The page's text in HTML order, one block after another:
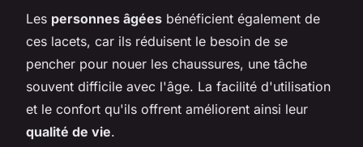
Les personnes âgées bénéficient également de
ces lacets, car ils réduisent le besoin de se
pencher pour nouer les chaussures, une tâche
souvent difficile avec l'âge. La facilité d'utilisation
et le confort qu'ils offrent améliorent ainsi leur
qualité de vie.